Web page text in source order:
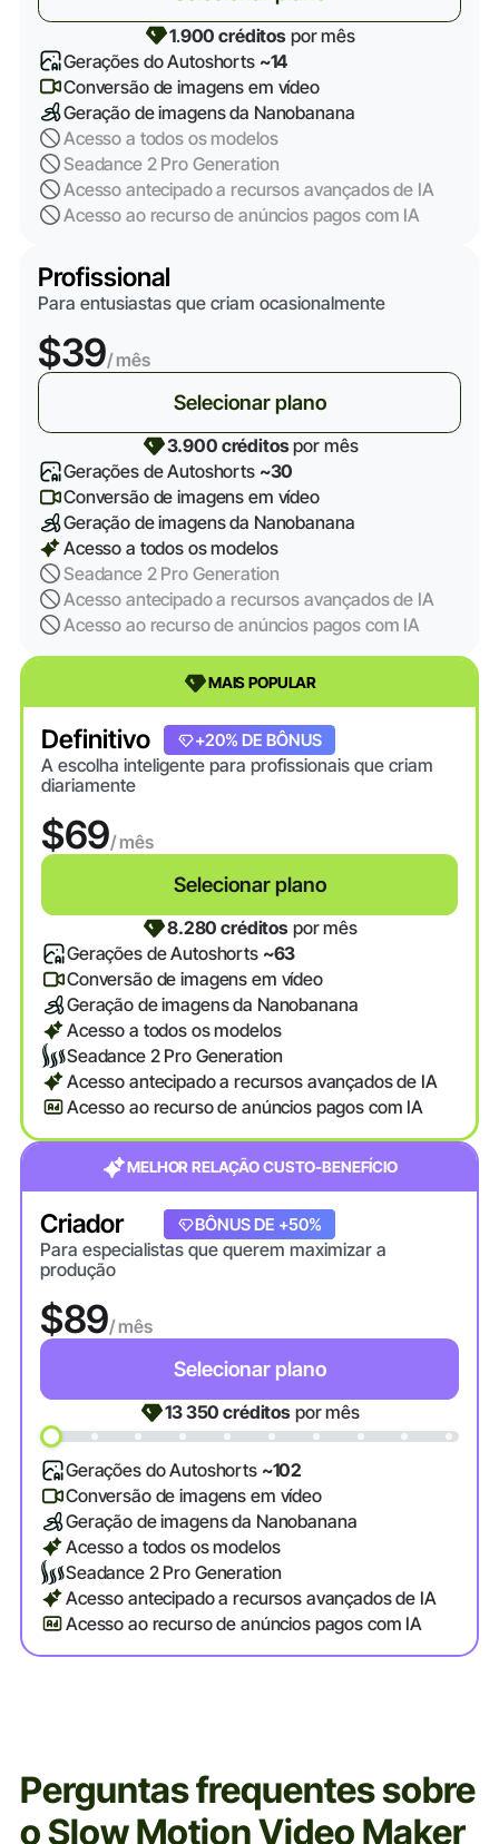
1.900 créditos por mês
Gerações do Autoshorts ~14
Conversão de imagens em vídeo
Geração de imagens da Nanobanana
Acesso a todos os modelos
Seadance 2 Pro Generation
Acesso antecipado a recursos avançados de IA
Acesso ao recurso de anúncios pagos com IA
Profissional
Para entusiastas que criam ocasionalmente
$39/ mês
Selecionar plano
3.900 créditospor mês
Gerações de Autoshorts ~30
Conversão de imagens em vídeo
Geração de imagens da Nanobanana
Acesso a todos os modelos
Seadance 2 Pro Generation
Acesso antecipado a recursos avançados de IA
Acesso ao recurso de anúncios pagos com IA
MAIS POPULAR
Definitivo
A escolha inteligente para profissionais que criam
diariamente
$69/ mês
Selecionar plano
+20% DE BÔNUS
8.280 créditos por mês
Gerações de Autoshorts ~63
Conversão de imagens em vídeo
Geração de imagens da Nanobanana
Acesso a todos os modelos
Seadance 2 Pro Generation
Acesso antecipado a recursos avançados de IA
Acesso ao recurso de anúncios pagos com IA
MELHOR RELAÇÃO CUSTO-BENEFÍCIO
Criador
Para especialistas que querem maximizar a
produção
$89/ mês
Selecionar plano
+20% DE BÔNUS
BÔNUS DE +50%
13 350 créditos por mês
Gerações do Autoshorts ~102
Conversão de imagens em vídeo
Geração de imagens da Nanobanana
Acesso a todos os modelos
Seadance 2 Pro Generation
Acesso antecipado a recursos avançados de IA
Acesso ao recurso de anúncios pagos com IA
Perguntas frequentes sobre
o Slow Motion Video Maker